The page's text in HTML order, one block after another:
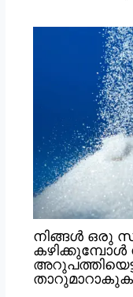
നിങ്ങൾ
കഴിക്കുമ്പോൾ